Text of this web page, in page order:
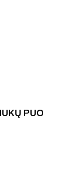
PUOTA